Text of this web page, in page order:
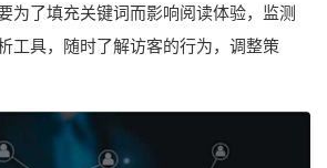
为了填充关键词而影响阅读体验，监测
工具，随时了解访客的行为，调整策